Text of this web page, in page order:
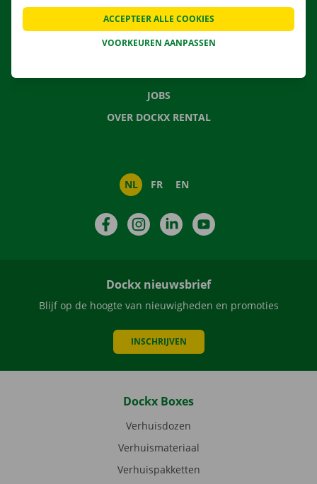
CONTACTEER ONS
VEELGESTELDE VRAGEN
JOBS
OVER DOCKX RENTAL
NL FR EN
FacebookInstagramLinkedIn
Dockx nieuwsbrief
Blijf op de hoogte van nieuwigheden en promoties
INSCHRIJVEN
Dockx Boxes
Verhuisdozen
Verhuismateriaal
Verhuispakketten
VOORKEUREN AANPASSEN
ACCEPTEER ALLE COOKIES